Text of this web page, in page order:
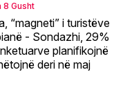
8 Gusht
“magneti” i turistëve
- Sondazhi, 29%
planifikojnë
deri në maj